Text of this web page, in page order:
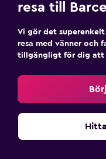
resa till
Vi gör det
resa med vänner och
tillgängligt för dig att